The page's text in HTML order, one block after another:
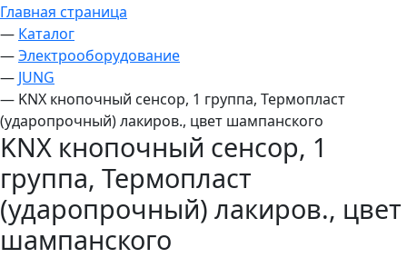
Главная страница
— Каталог
—Электрооборудование
— JUNG
— KNX кнопочный сенсор, 1 группа, Термопласт
(ударопрочный) лакиров., цвет шампанского
KNX кнопочный сенсор, 1
группа, Термопласт
(ударопрочный) лакиров., цвет
шампанского